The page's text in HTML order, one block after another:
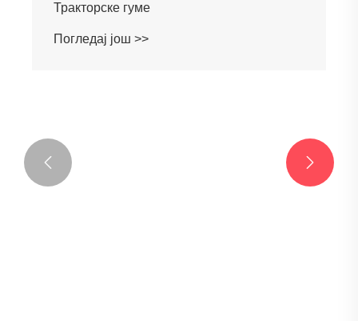
Падди Фиелд гуме
Погледај још >>
 